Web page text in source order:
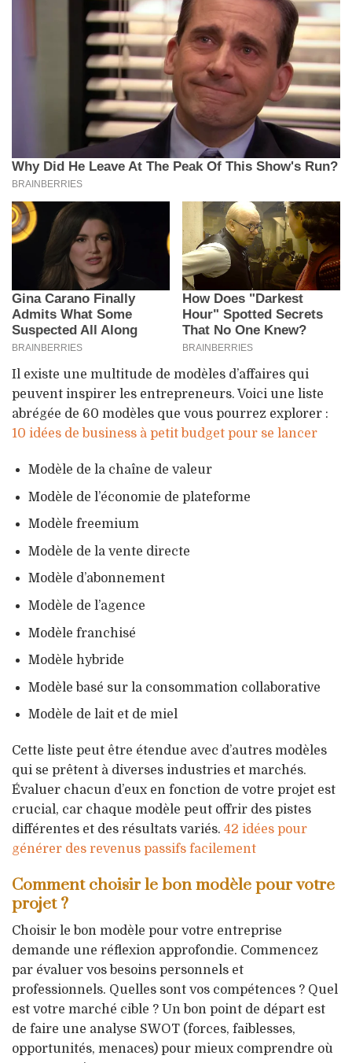
Il existe une multitude de modèles d’affaires qui
peuvent inspirer les entrepreneurs. Voici une liste
abrégée de 60 modèles que vous pourrez explorer :
10 idées de business à petit budget pour se lancer
Modèle de la chaîne de valeur
Modèle de l’économie de plateforme
Modèle freemium
Modèle de la vente directe
Modèle d’abonnement
Modèle de l’agence
Modèle franchisé
Modèle hybride
Modèle basé sur la consommation collaborative
Modèle de lait et de miel
Cette liste peut être étendue avec d’autres modèles
qui se prêtent à diverses industries et marchés.
Évaluer chacun d’eux en fonction de votre projet est
crucial, car chaque modèle peut offrir des pistes
différentes et des résultats variés. 42 idées pour
générer des revenus passifs facilement
Comment choisir le bon modèle pour votre
projet ?
Choisir le bon modèle pour votre entreprise
demande une réflexion approfondie. Commencez
par évaluer vos besoins personnels et
professionnels. Quelles sont vos compétences ? Quel
est votre marché cible ? Un bon point de départ est
de faire une analyse SWOT (forces, faiblesses,
opportunités, menaces) pour mieux comprendre où